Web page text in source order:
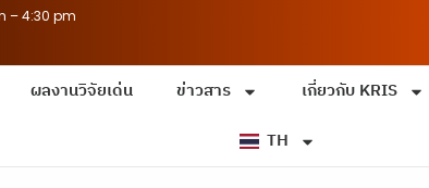
– 4:30 pm
ผลงานวิจัยเด่น ข่าวสาร เกี่ยวกับ KRIS
TH